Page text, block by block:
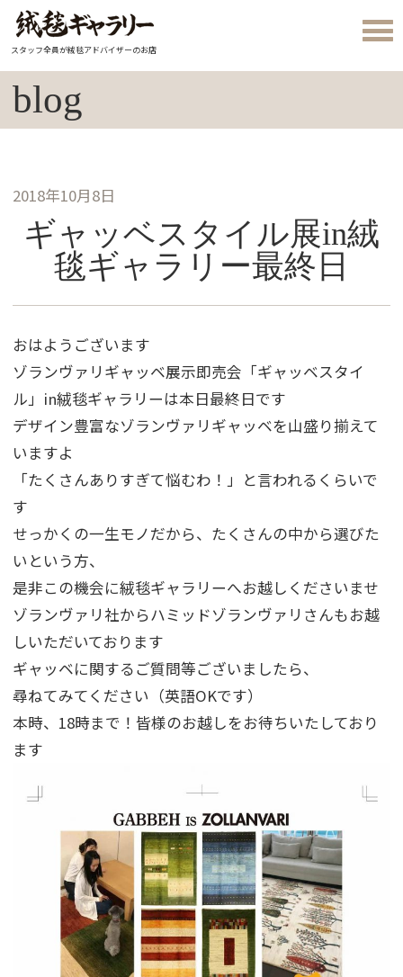
スタッフ全員が絨毯アドバイザーのお店
blog
2018年10月8日
ギャッベスタイル展in絨
毯ギャラリー最終日
おはようございます
ゾランヴァリギャッベ展示即売会「ギャッベスタイ
ル」in絨毯ギャラリーは本日最終日です
デザイン豊富なゾランヴァリギャッベを山盛り揃えて
いますよ
「たくさんありすぎて悩むわ！」と言われるくらいで
す
せっかくの一生モノだから、たくさんの中から選びた
いという方、
是非この機会に絨毯ギャラリーへお越しくださいませ
ゾランヴァリ社からハミッドゾランヴァリさんもお越
しいただいております
ギャッベに関するご質問等ございましたら、
尋ねてみてください（英語OKです）
本時、18時まで！皆様のお越しをお待ちいたしており
ます